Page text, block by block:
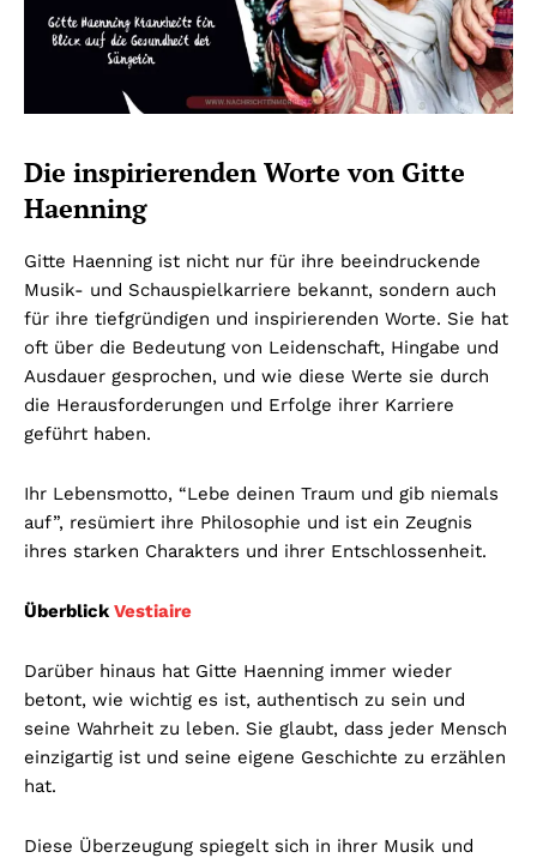
Die inspirierenden Worte von Gitte
Haenning
Gitte Haenning ist nicht nur für ihre beeindruckende
Musik- und Schauspielkarriere bekannt, sondern auch
für ihre tiefgründigen und inspirierenden Worte. Sie hat
oft über die Bedeutung von Leidenschaft, Hingabe und
Ausdauer gesprochen, und wie diese Werte sie durch
die Herausforderungen und Erfolge ihrer Karriere
geführt haben.
Ihr Lebensmotto, “Lebe deinen Traum und gib niemals
auf”, resümiert ihre Philosophie und ist ein Zeugnis
ihres starken Charakters und ihrer Entschlossenheit.
Überblick Vestiaire
Darüber hinaus hat Gitte Haenning immer wieder
betont, wie wichtig es ist, authentisch zu sein und
seine Wahrheit zu leben. Sie glaubt, dass jeder Mensch
einzigartig ist und seine eigene Geschichte zu erzählen
hat.
Diese Überzeugung spiegelt sich in ihrer Musik und